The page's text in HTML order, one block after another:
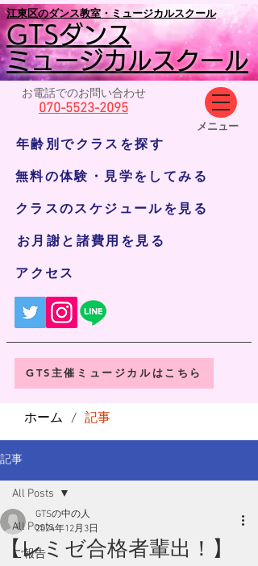
​江東区のダンス教室・ミュージカルスクール
GTSダンス
ミュージカルスクール
お電話でのお問い合わせ
070-5523-2095
​メニュー
年齢別でクラスを探す
クラスのスケジュールを見る
無料の体験・見学をしてみる
アクセス
お月謝と諸費用を見る
GTS主催ミュージカルはこちら
ホーム / 記事
記事
All Posts
ご報告
All Posts
【レミゼ合格者輩出！】
GTSの中の人
2024年12月3日